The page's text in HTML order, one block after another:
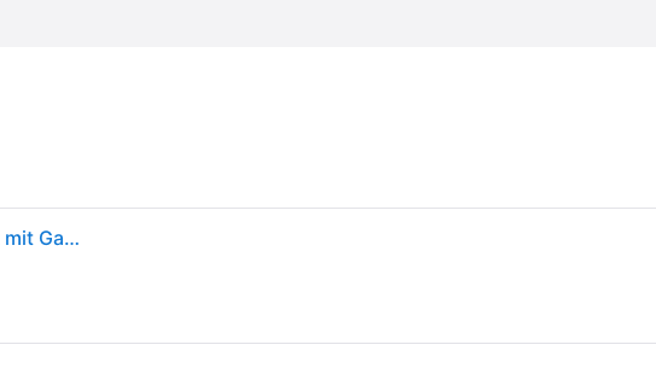
Kinderpuzzle 3x49 Teile - Gabby's Dollhouse - Spielzeit mit Gabby - Bunt